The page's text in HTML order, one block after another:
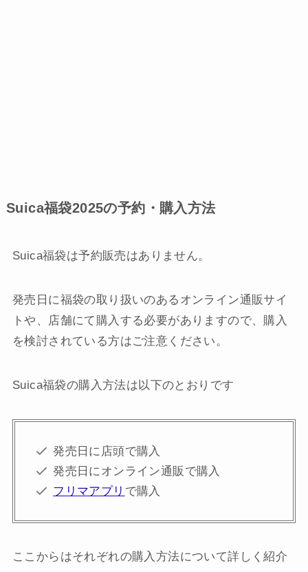
Suica福袋2025の予約・購入方法
Suica福袋は予約販売はありません。
発売日に福袋の取り扱いのあるオンライン通販サイ
トや、店舗にて購入する必要がありますので、購入
を検討されている方はご注意ください。
Suica福袋の購入方法は以下のとおりです
発売日に店頭で購入
発売日にオンライン通販で購入
フリマアプリ で購入
ここからはそれぞれの購入方法について詳しく紹介